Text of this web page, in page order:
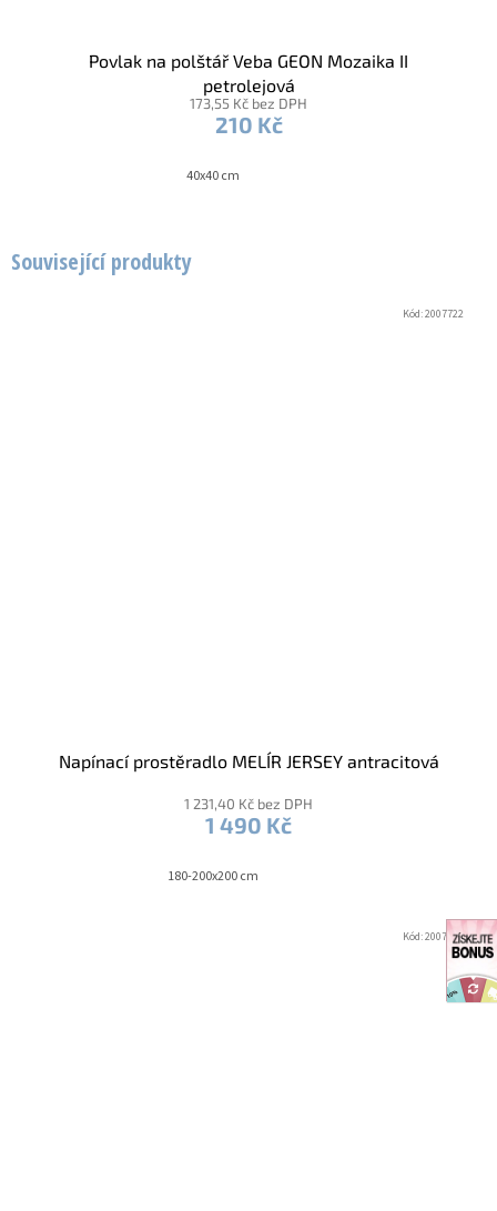
Související produkty
Napínací prostěradlo MELÍR JERSEY antracitová
1 231,40 Kč bez DPH
1 490 Kč
180-200x200 cm
Kód:2007722
Kód:2007729
Povlak na polštář Veba GEON Mozaika II
petrolejová
173,55 Kč bez DPH
210 Kč
40x40 cm